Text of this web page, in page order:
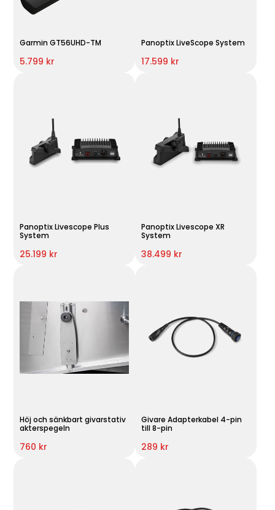
Garmin GT56UHD-TM
5.799 kr
Panoptix LiveScope System
17.599 kr
Panoptix Livescope Plus
System
25.199 kr
Panoptix Livescope XR
System
38.499 kr
Höj och sänkbart givarstativ
akterspegeln
760 kr
Givare Adapterkabel 4-pin
till 8-pin
289 kr